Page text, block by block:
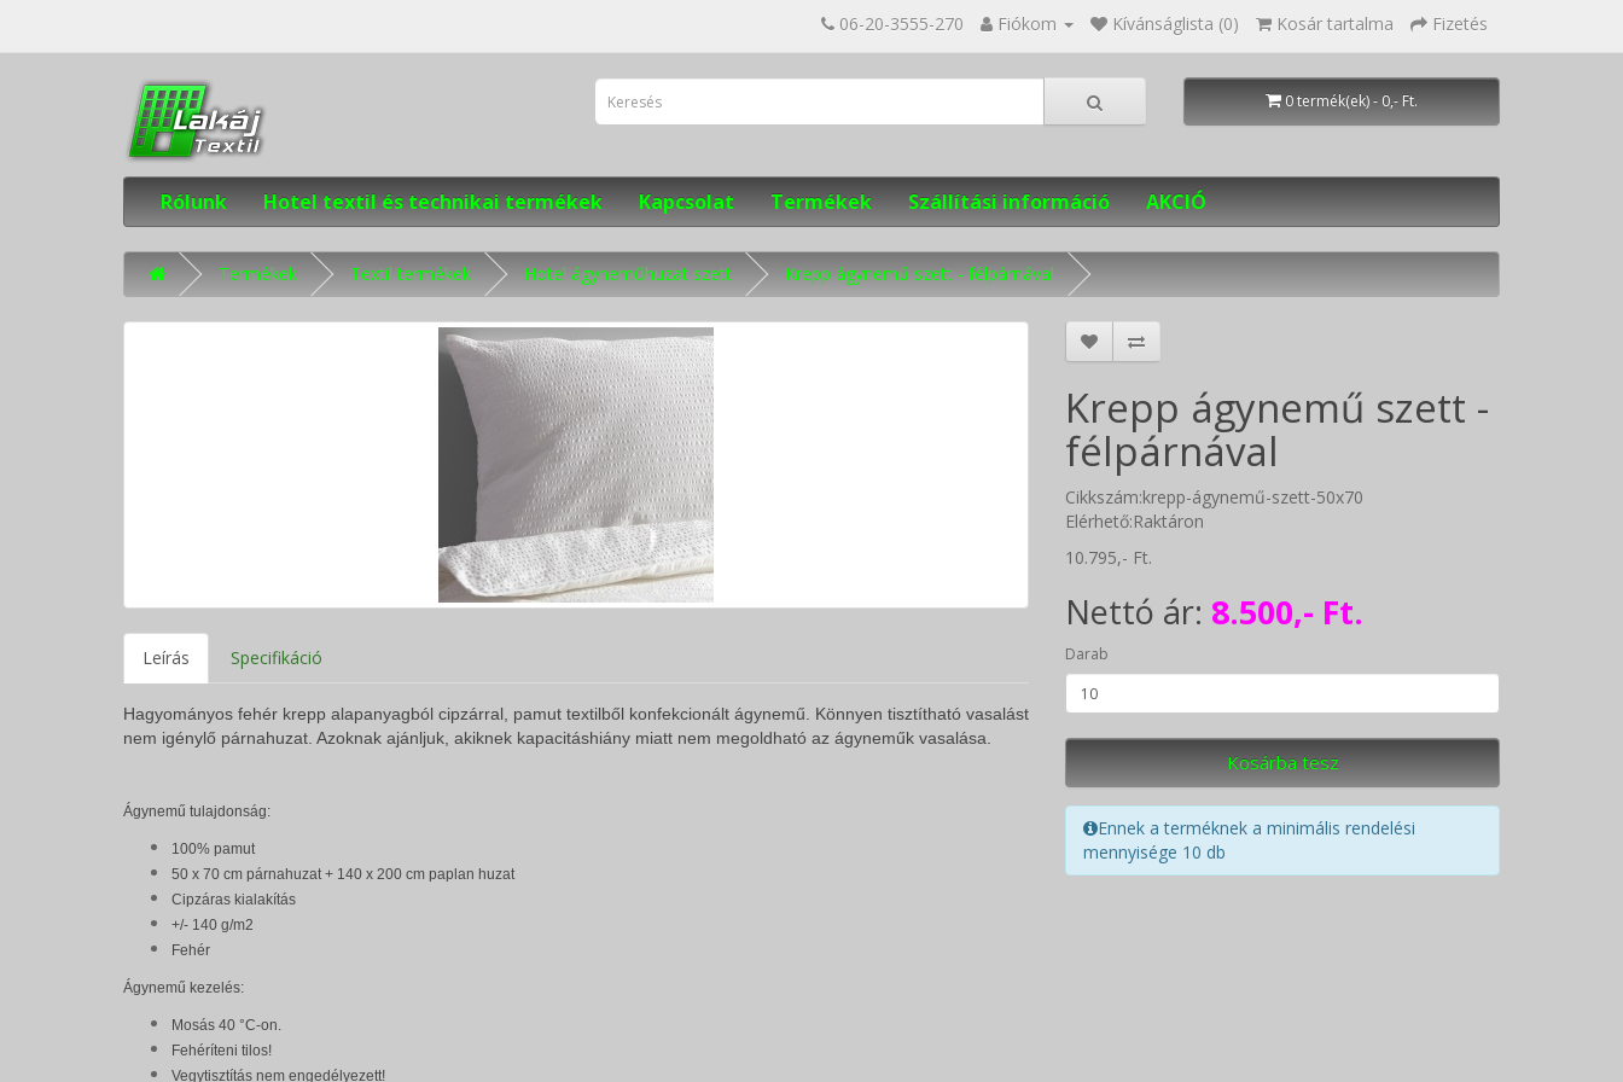
06-20-3555-270 Fiókom Kívánságlista (0) Kosár tartalma Fizetés
0 termék(ek) - 0,- Ft.
Rólunk Hotel textil és technikai termékek Kapcsolat Termékek Szállítási információ AKCIÓ
Termékek Textil termékek Hotel ágyneműhuzat szett Krepp ágynemű szett - félpárnával
Leírás Specifikáció
Hagyományos fehér krepp alapanyagból cipzárral, pamut textilből konfekcionált ágynemű. Könnyen tisztítható vasalást
nem igénylő párnahuzat. Azoknak ajánljuk, akiknek kapacitáshiány miatt nem megoldható az ágyneműk vasalása.
Ágynemű tulajdonság:
100% pamut
50 x 70 cm párnahuzat + 140 x 200 cm paplan huzat
Cipzáras kialakítás
+/- 140 g/m2
Fehér
Ágynemű kezelés:
Mosás 40 °C-on.
Fehéríteni tilos!
Vegytisztítás nem engedélyezett!
Krepp ágynemű szett -
félpárnával
Cikkszám:krepp-ágynemű-szett-50x70
Elérhető:Raktáron
10.795,- Ft.
Nettó ár: 8.500,- Ft.
Darab
Kosárba tesz
Ennek a terméknek a minimális rendelési
mennyisége 10 db